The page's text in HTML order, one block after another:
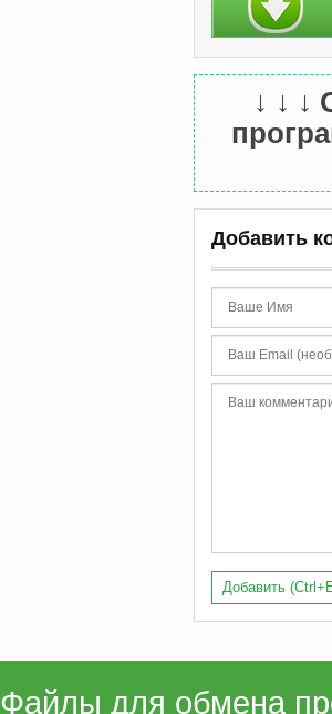
↓ ↓ ↓
Добавить
Добавить
Файлы для обмена